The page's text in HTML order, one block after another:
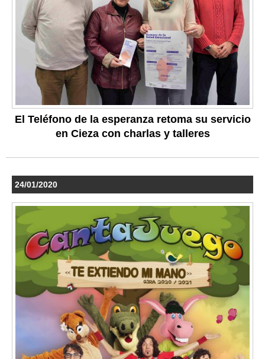
El Teléfono de la esperanza retoma su servicio
en Cieza con charlas y talleres
24/01/2020